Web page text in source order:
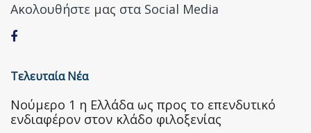
Ακολουθήστε μας στα Social Media
Τελευταία Νέα
Nούμερο 1 η Ελλάδα ως προς το επενδυτικό
ενδιαφέρον στον κλάδο φιλοξενίας